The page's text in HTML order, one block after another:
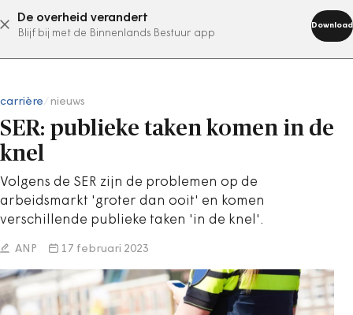
De overheid verandert
Blijf bij met de Binnenlands Bestuur app
Download
abonneer nu
carrière nieuws
SER: publieke taken komen in de
knel
Volgens de SER zijn de problemen op de
arbeidsmarkt 'groter dan ooit' en komen
verschillende publieke taken 'in de knel'.
ANP 17 februari 2023